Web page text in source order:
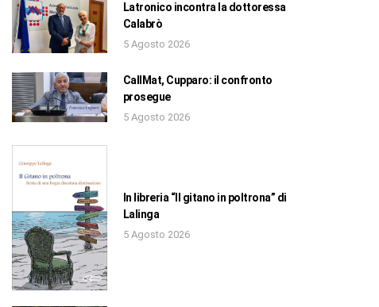
Latronico incontra la dottoressa
Calabrò
5 Agosto 2026
CallMat, Cupparo: il confronto
prosegue
5 Agosto 2026
In libreria “Il gitano in poltrona” di
Lalinga
5 Agosto 2026